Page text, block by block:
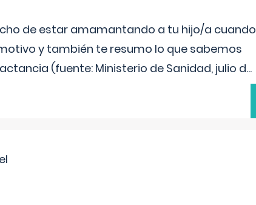
de estar amamantando a tu hijo/a cuando
y también te resumo lo que sabemos
(fuente: Ministerio de Sanidad, julio d...